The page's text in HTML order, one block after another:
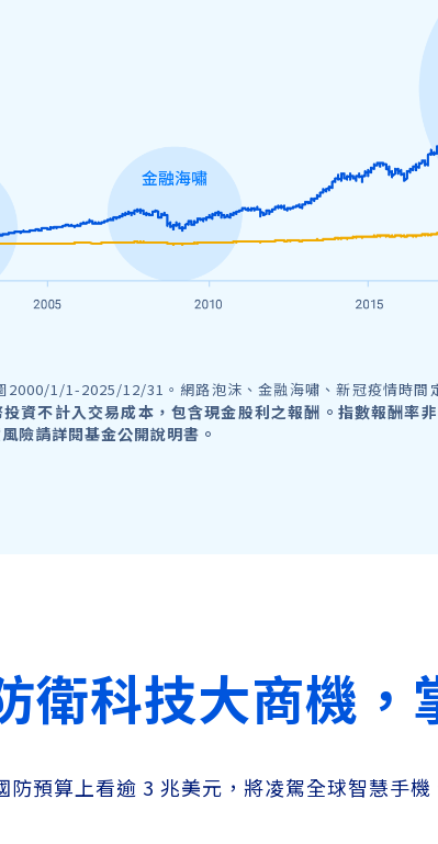
2000/1/1-2025/12/31。網路泡沫、金融海嘯、新冠疫情時間
資不計入交易成本，包含現金股利之報酬。指數報酬
險請詳閱基金公開說明書。
衛科技大商機
防預算上看逾 3 兆美元，將凌駕全球智慧手